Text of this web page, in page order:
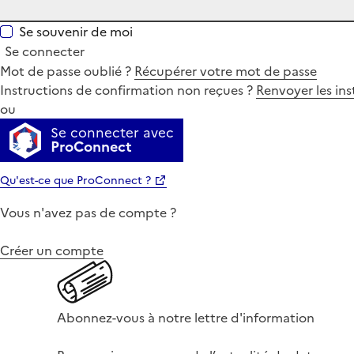
Se souvenir de moi
Se connecter
Mot de passe oublié ? Récupérer votre mot de passe
Instructions de confirmation non reçues ? Renvoyer les
ou
Se connecter avec
ProConnect
Qu'est-ce que ProConnect ?
Vous n'avez pas de compte ?
Créer un compte
Abonnez-vous à notre lettre d'information